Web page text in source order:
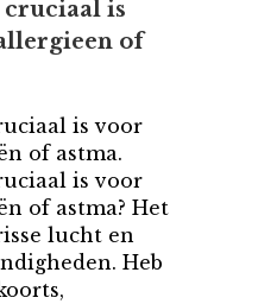
is
of
is voor
of astma.
is voor
of astma? Het
lucht en
Heb